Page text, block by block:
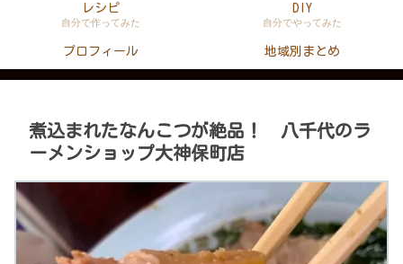
レシピ
自分で作ってみた
DIY
自分でやってみた
プロフィール 地域別まとめ
煮込まれたなんこつが絶品！ 八千代のラ
ーメンショップ大神保町店